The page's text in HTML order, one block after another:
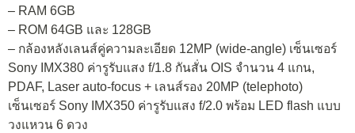
– RAM 6GB
– ROM 64GB และ 128GB
– กล้องหลังเลนส์คู่ความละเอียด 12MP (wide-angle) เซ็นเซอร์
Sony IMX380 ค่ารูรับแสง f/1.8 กันสั่น OIS จำนวน 4 แกน,
PDAF, Laser auto-focus + เลนส์รอง 20MP (telephoto)
เซ็นเซอร์ Sony IMX350 ค่ารูรับแสง f/2.0 พร้อม LED flash แบบ
วงแหวน 6 ดวง